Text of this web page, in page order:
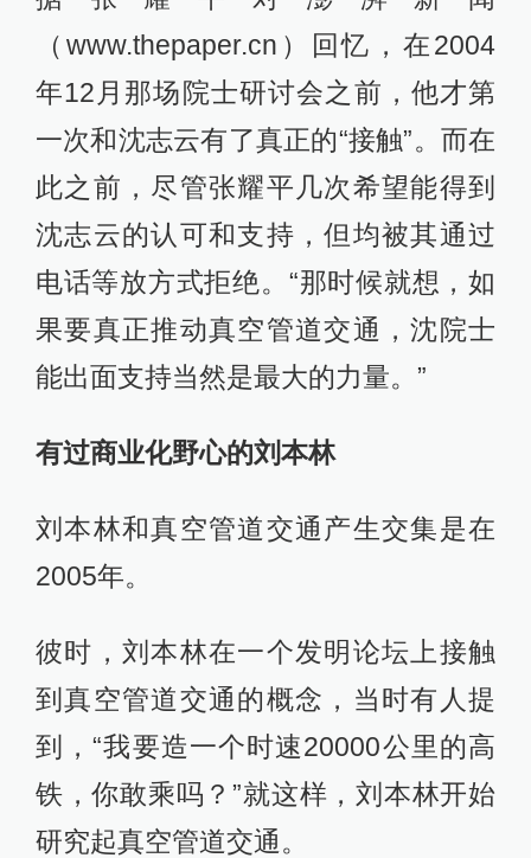
（www.thepaper.cn）回忆，在2004
年12月那场院士研讨会之前，他才第
一次和沈志云有了真正的“接触”。而在
此之前，尽管张耀平几次希望能得到
沈志云的认可和支持，但均被其通过
电话等放方式拒绝。“那时候就想，如
果要真正推动真空管道交通，沈院士
能出面支持当然是最大的力量。”
有过商业化野心的刘本林
刘本林和真空管道交通产生交集是在
2005年。
彼时，刘本林在一个发明论坛上接触
到真空管道交通的概念，当时有人提
到，“我要造一个时速20000公里的高
铁，你敢乘吗？”就这样，刘本林开始
研究起真空管道交通。